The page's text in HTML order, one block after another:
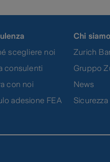
scegliere noi
consulenti
con noi
adesione FEA
Chi siamo
Zurich
Gruppo
News
Sicurezza